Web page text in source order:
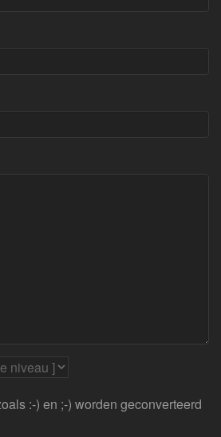
:-) en ;-) worden geconverteerd